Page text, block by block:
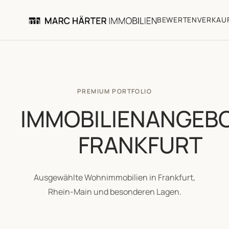
BEWERTEN
PREMIUM PORTFOLIO
FRANKFURT
Ausgewählte Wohnimmobilien in Frankfurt,
Rhein-Main und besonderen Lagen.
FRANKFURT AM
FRANKFURT AM